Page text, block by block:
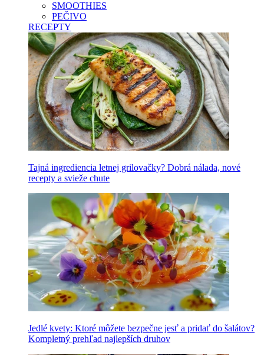
SMOOTHIES
PEČIVO
RECEPTY
Tajná ingrediencia letnej grilovačky? Dobrá nálada, nové
recepty a svieže chute
Jedlé kvety: Ktoré môžete bezpečne jesť a pridať do šalátov?
Kompletný prehľad najlepších druhov